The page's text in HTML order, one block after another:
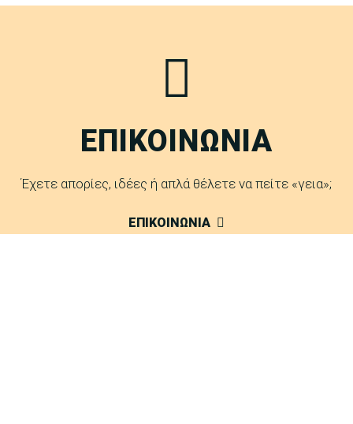
ΕΠΙΚΟΙΝΩΝΙΑ
Έχετε απορίες, ιδέες ή απλά θέλετε να πείτε «γεια»;
ΕΠΙΚΟΙΝΩΝΙΑ